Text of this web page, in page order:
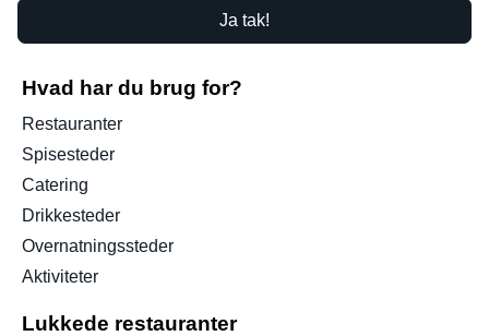
Ja tak!
Hvad har du brug for?
Restauranter
Spisesteder
Catering
Drikkesteder
Overnatningssteder
Aktiviteter
Lukkede restauranter